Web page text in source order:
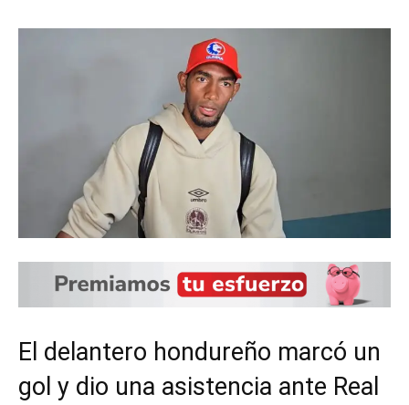
El delantero hondureño marcó un
gol y dio una asistencia ante Real